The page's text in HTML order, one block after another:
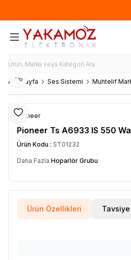
Ana Sayfa Ses Sistemi Muhtelif
Favoriye Ekle
Paylaş
Pioneer
Pioneer Ts A6933 IS 550
Ürün Kodu : ST01232
Daha Fazla Hoparlör Grubu
Ürün Özellikleri Tavsiye